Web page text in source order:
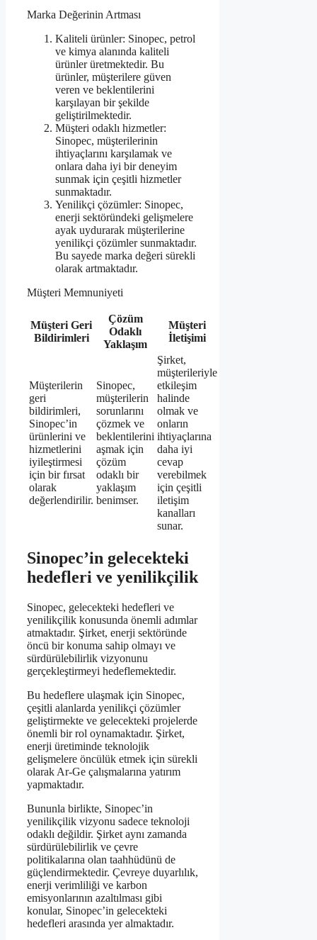
Marka Değerinin Artması
Kaliteli ürünler: Sinopec, petrol
ve kimya alanında kaliteli
ürünler üretmektedir. Bu
ürünler, müşterilere güven
veren ve beklentilerini
karşılayan bir şekilde
geliştirilmektedir.
Müşteri odaklı hizmetler:
Sinopec, müşterilerinin
ihtiyaçlarını karşılamak ve
onlara daha iyi bir deneyim
sunmak için çeşitli hizmetler
sunmaktadır.
Yenilikçi çözümler: Sinopec,
enerji sektöründeki gelişmelere
ayak uydurarak müşterilerine
yenilikçi çözümler sunmaktadır.
Bu sayede marka değeri sürekli
olarak artmaktadır.
Müşteri Memnuniyeti
Müşteri Geri
Bildirimleri
Çözüm
Odaklı
Yaklaşım
Müşteri
İletişimi
Müşterilerin
geri
bildirimleri,
Sinopec’in
ürünlerini ve
hizmetlerini
iyileştirmesi
için bir fırsat
olarak
değerlendirilir.
Sinopec,
müşterilerin
sorunlarını
çözmek ve
beklentilerini
aşmak için
çözüm
odaklı bir
yaklaşım
benimser.
Şirket,
müşterileriyle
etkileşim
halinde
olmak ve
onların
ihtiyaçlarına
daha iyi
cevap
verebilmek
için çeşitli
iletişim
kanalları
sunar.
Sinopec’in gelecekteki
hedefleri ve yenilikçilik
Sinopec, gelecekteki hedefleri ve
yenilikçilik konusunda önemli adımlar
atmaktadır. Şirket, enerji sektöründe
öncü bir konuma sahip olmayı ve
sürdürülebilirlik vizyonunu
gerçekleştirmeyi hedeflemektedir.
Bu hedeflere ulaşmak için Sinopec,
çeşitli alanlarda yenilikçi çözümler
geliştirmekte ve gelecekteki projelerde
önemli bir rol oynamaktadır. Şirket,
enerji üretiminde teknolojik
gelişmelere öncülük etmek için sürekli
olarak Ar-Ge çalışmalarına yatırım
yapmaktadır.
Bununla birlikte, Sinopec’in
yenilikçilik vizyonu sadece teknoloji
odaklı değildir. Şirket aynı zamanda
sürdürülebilirlik ve çevre
politikalarına olan taahhüdünü de
güçlendirmektedir. Çevreye duyarlılık,
enerji verimliliği ve karbon
emisyonlarının azaltılması gibi
konular, Sinopec’in gelecekteki
hedefleri arasında yer almaktadır.